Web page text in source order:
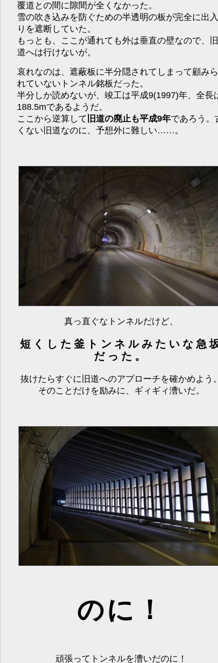
覆道との間に隙間が全くなかった。
雪の吹き込みを防ぐための半透明の板が完全に出
りを遮断していた。
もっとも、ここが通れても外は垂直の壁なので、
道へは行けないが。
哀れなのは、遮蔽板に半分隠されてしまって顧み
れていないトンネル銘板だった。
半分しか読めないが、竣工は平成9(1997)年、全長
188.5mであるようだ。
ここから逆算して 旧道の廃止も平成9年であろう。
くない旧道なのに、予想外に難しい……。
真っ直ぐなトンネルだけど、
短くした釜トンネルみたいな急
だった。
抜けたらすぐに旧道へのアプローチを確かめよう
そのことだけを励みに、ギィギィ漕いだ。
のに！
頑張ってトンネルを漕いだのに！